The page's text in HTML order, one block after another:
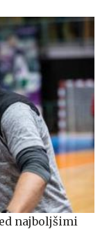
najboljšimi